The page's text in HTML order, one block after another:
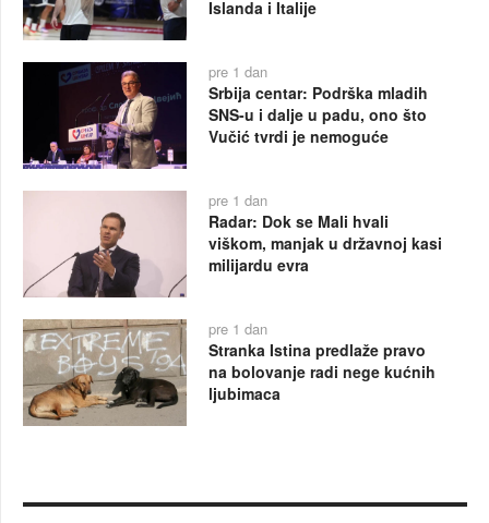
Islanda i Italije
pre 1 dan
Srbija centar: Podrška mladih
SNS-u i dalje u padu, ono što
Vučić tvrdi je nemoguće
pre 1 dan
Radar: Dok se Mali hvali
viškom, manjak u državnoj kasi
milijardu evra
pre 1 dan
Stranka Istina predlaže pravo
na bolovanje radi nege kućnih
ljubimaca